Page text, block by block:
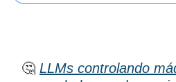
🤔 LLMs controlando